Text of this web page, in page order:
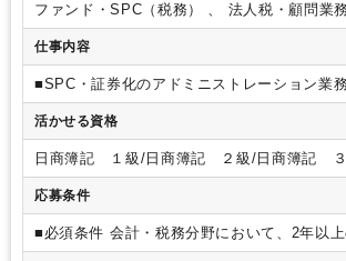
ファンド・SPC（税務） 、 法人税
仕事内容
■SPC・証券化のアドミニストレーション業
務（各種決算に係る会計帳簿・計算書等の作
事務（法人税・地方税・消費税申告書等の作
事法務事務（匿名組合契約書等の作成）・
書の作成・SPCの会計監査業務・SPCの設立
務・台帳作成・キャッシュマネジメント、案
活かせる資格
日商簿記 １級/日商簿記 ２級/日商簿記 ３
応募条件
■必須条件 会計・税務分野において、2年以